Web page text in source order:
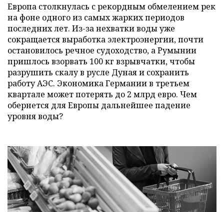
Европа столкнулась с рекордным обмелением рек
на фоне одного из самых жарких периодов
последних лет. Из-за нехватки воды уже
сокращается выработка электроэнергии, почти
остановилось речное судоходство, а Румынии
пришлось взорвать 100 кг взрывчатки, чтобы
разрушить скалу в русле Дуная и сохранить
работу АЭС. Экономика Германии в третьем
квартале может потерять до 2 млрд евро. Чем
обернется для Европы дальнейшее падение
уровня воды?